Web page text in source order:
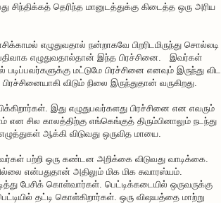
தெரிந்த மானுடத்துக்கு கிடைத்த ஒரு அரிய
எழுதுவதால் நன்றாகவே பிறரிடமிருந்து சொல்லடி
எழுதுவதால்தான் இந்த பிரச்சினை. இவர்கள்
மட்டுமே பிரச்சினை எனவும் இருந்து விட
விடும் நிலை இருந்துதான் வருகிறது.
இது எழுதுபவர்களது பிரச்சினை என எவரும்
சில காலத்திற்கு எங்கெங்குத் திரும்பினாலும் நடந்து
ஆக்கி விடுவது ஒருவித மாயை.
பற்றி ஒரு கண்டன அறிக்கை விடுவது வாடிக்கை.
என்பதுதான் அதிலும் மிக மிக சுவாரஸ்யம்.
பேசிக் கொள்வார்கள். பெட்டிக்கடையில் ஒருவருக்கு
தட்டி கொள்கிறார்கள். ஒரு விஷயத்தை மாற்று